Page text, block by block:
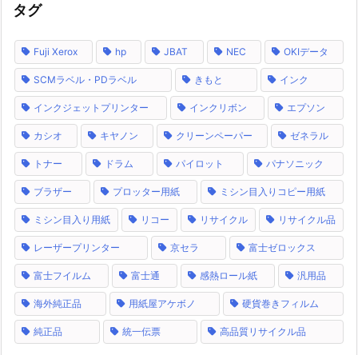
タグ
Fuji Xerox hp JBAT NEC OKIデータ
SCMラベル・PDラベル きもと インク
インクジェットプリンター インクリボン エプソン
カシオ キヤノン クリーンペーパー ゼネラル
トナー ドラム パイロット パナソニック
ブラザー プロッター用紙 ミシン目入りコピー用紙
ミシン目入り用紙 リコー リサイクル リサイクル品
レーザープリンター 京セラ 富士ゼロックス
富士フイルム 富士通 感熱ロール紙 汎用品
海外純正品 用紙屋アケボノ 硬貨巻きフィルム
純正品 統一伝票 高品質リサイクル品